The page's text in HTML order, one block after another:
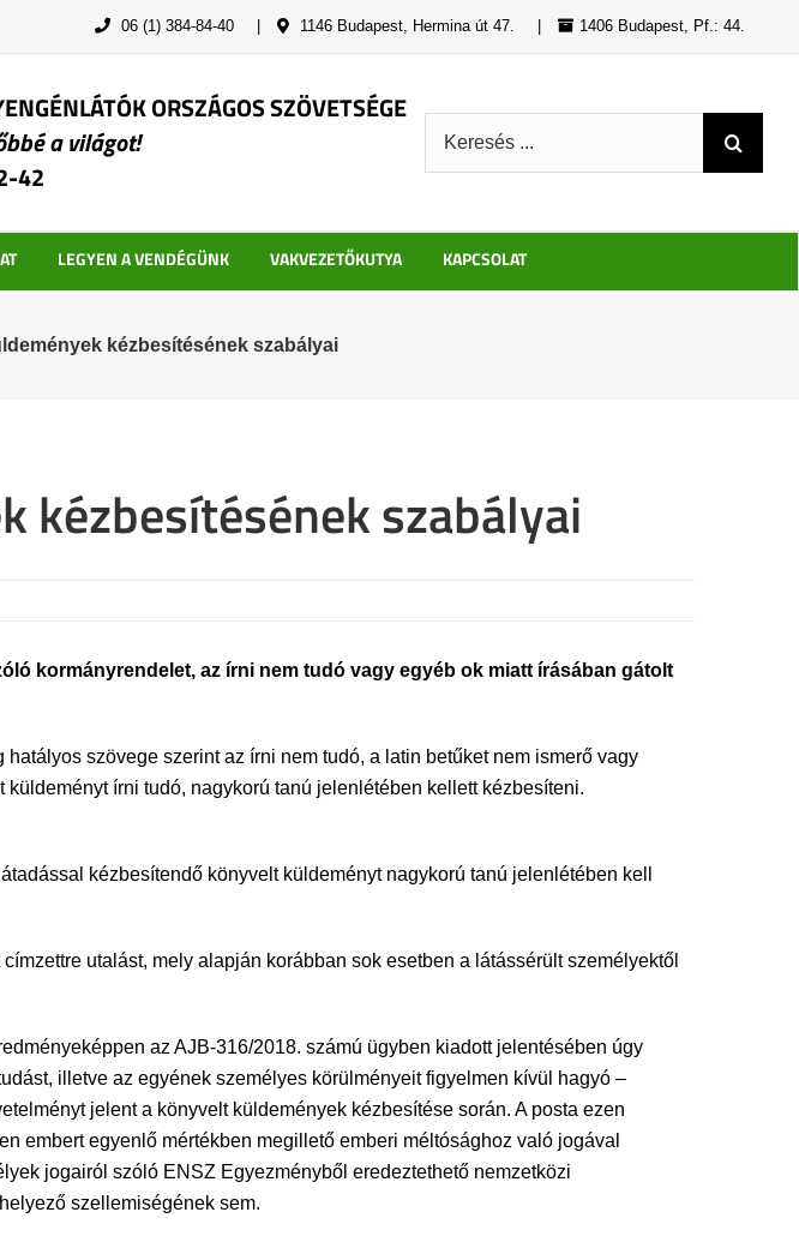
06 (1) 384-84-40 1146 Budapest, Hermina út 47. 1406 Budapest, Pf.: 44.
ORSZÁGOS SZÖVETSÉGE
a világot!
42
LEGYEN A VENDÉGÜNK VAKVEZETŐKUTYA KAPCSOLAT
kézbesítésének szabályai
kézbesítésének szabályai
kormányrendelet, az írni nem tudó vagy egyéb ok miatt írásában gátolt
szövege szerint az írni nem tudó, a latin betűket nem ismerő vagy
írni tudó, nagykorú tanú jelenlétében kellett kézbesíteni.
kézbesítendő könyvelt küldeményt nagykorú tanú jelenlétében kell
utalást, mely alapján korábban sok esetben a látássérült személyektől
az AJB-316/2018. számú ügyben kiadott jelentésében úgy
illetve az egyének személyes körülményeit figyelmen kívül hagyó –
jelent a könyvelt küldemények kézbesítése során. A posta ezen
embert egyenlő mértékben megillető emberi méltósághoz való jogával
jogairól szóló ENSZ Egyezményből eredeztethető nemzetközi
szellemiségének sem.